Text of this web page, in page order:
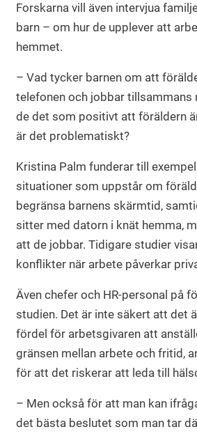
Forskarna vill även intervjua
barn – om hur de upplever att
hemmet.
– Vad tycker barnen om att
telefonen och jobbar tillsammans
de det som positivt att föräldern
är det problematiskt?
Kristina Palm funderar till
situationer som uppstår om
begränsa barnens skärmtid,
sitter med datorn i knät hemma,
att de jobbar. Tidigare studier
konflikter när arbete påverkar
Även chefer och HR-personal på
studien. Det är inte säkert att det
fördel för arbetsgivaren att
gränsen mellan arbete och fritid,
för att det riskerar att leda till
– Men också för att man kan
det bästa beslutet som man tar